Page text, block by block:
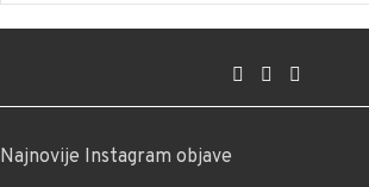
Najnovije Instagram objave